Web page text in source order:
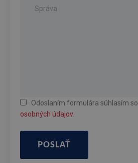
Odoslaním formulára súhlasím so
osobných údajov.
POSLAŤ